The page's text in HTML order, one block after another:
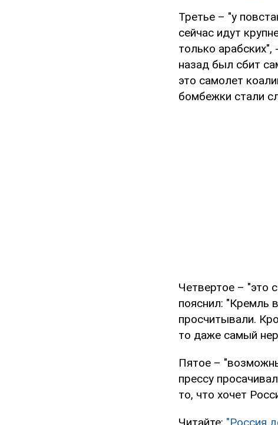
Третье – "у
сейчас идут
только
назад был сбит
это самолет
бомбежки стали
Четвертое – "это
пояснил: "Кремль
просчитывали.
то даже самый
Пятое –
прессу
то, что хочет